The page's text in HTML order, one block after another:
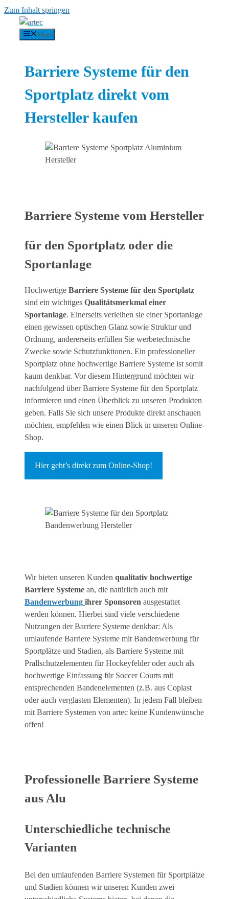
Zum Inhalt springen
Menü
Barriere Systeme für den
Sportplatz direkt vom
Hersteller kaufen
Barriere Systeme vom Hersteller
für den Sportplatz oder die
Sportanlage
Hochwertige Barriere Systeme für den Sportplatz
sind ein wichtiges Qualitätsmerkmal einer
Sportanlage. Einerseits verleihen sie einer Sportanlage
einen gewissen optischen Glanz sowie Struktur und
Ordnung, andererseits erfüllen Sie werbetechnische
Zwecke sowie Schutzfunktionen. Ein professioneller
Sportplatz ohne hochwertige Barriere Systeme ist somit
kaum denkbar. Vor diesem Hintergrund möchten wir
nachfolgend über Barriere Systeme für den Sportplatz
informieren und einen Überblick zu unseren Produkten
geben. Falls Sie sich unsere Produkte direkt anschauen
möchten, empfehlen wie einen Blick in unseren Online-
Shop.
Hier geht’s direkt zum Online-Shop!
Wir bieten unseren Kunden qualitativ hochwertige
Barriere Systeme an, die natürlich auch mit
Bandenwerbung ihrer Sponsoren ausgestattet
werden können. Hierbei sind viele verschiedene
Nutzungen der Barriere Systeme denkbar: Als
umlaufende Barriere Systeme mit Bandenwerbung für
Sportplätze und Stadien, als Barriere Systeme mit
Prallschutzelementen für Hockeyfelder oder auch als
hochwertige Einfassung für Soccer Courts mit
entsprechenden Bandenelementen (z.B. aus Coplast
oder auch verglasten Elementen). In jedem Fall bleiben
mit Barriere Systemen von artec keine Kundenwünsche
offen!
Professionelle Barriere Systeme
aus Alu
Unterschiedliche technische
Varianten
Bei den umlaufenden Barriere Systemen für Sportplätze
und Stadien können wir unseren Kunden zwei